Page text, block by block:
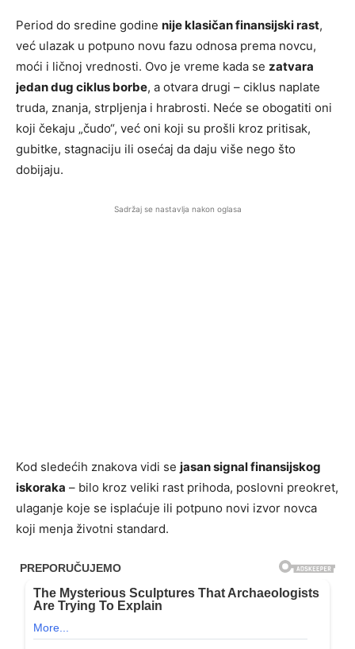
Period do sredine godine nije klasičan finansijski rast,
već ulazak u potpuno novu fazu odnosa prema novcu,
moći i ličnoj vrednosti. Ovo je vreme kada se zatvara
jedan dug ciklus borbe, a otvara drugi – ciklus naplate
truda, znanja, strpljenja i hrabrosti. Neće se obogatiti oni
koji čekaju „čudo“, već oni koji su prošli kroz pritisak,
gubitke, stagnaciju ili osećaj da daju više nego što
dobijaju.
Sadržaj se nastavlja nakon oglasa
Kod sledećih znakova vidi se jasan signal finansijskog
iskoraka – bilo kroz veliki rast prihoda, poslovni preokret,
ulaganje koje se isplaćuje ili potpuno novi izvor novca
koji menja životni standard.